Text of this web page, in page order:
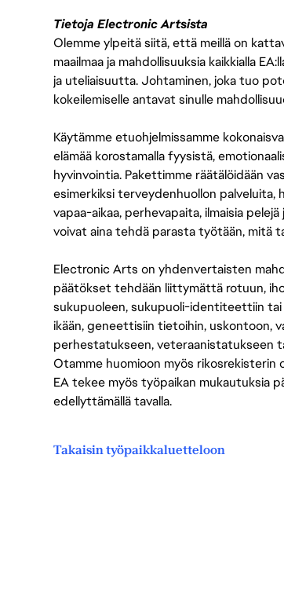
Tietoja Electronic Artsista
Olemme ylpeitä siitä, että meillä on
maailmaa ja mahdollisuuksia kaikkialla
ja uteliaisuutta. Johtaminen, joka tuo
kokeilemiselle antavat sinulle
Käytämme etuohjelmissamme
elämää korostamalla fyysistä,
hyvinvointia. Pakettimme räätälöidään
esimerkiksi terveydenhuollon palveluita,
vapaa-aikaa, perhevapaita, ilmaisia
voivat aina tehdä parasta työtään, mitä
Electronic Arts on yhdenvertaisten
päätökset tehdään liittymättä rotuun,
sukupuoleen, sukupuoli-identiteettiin tai
ikään, geneettisiin tietoihin, uskontoon,
perhestatukseen, veteraanistatukseen
Otamme huomioon myös rikosrekisterin
EA tekee myös työpaikan mukautuksia
edellyttämällä tavalla.
Takaisin työpaikkaluetteloon